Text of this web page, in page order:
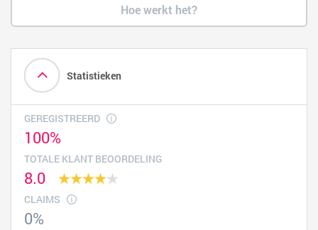
Hoe werkt het?
Statistieken
GEREGISTREERD
100%
TOTALE KLANT BEOORDELING
8.0
CLAIMS
0%